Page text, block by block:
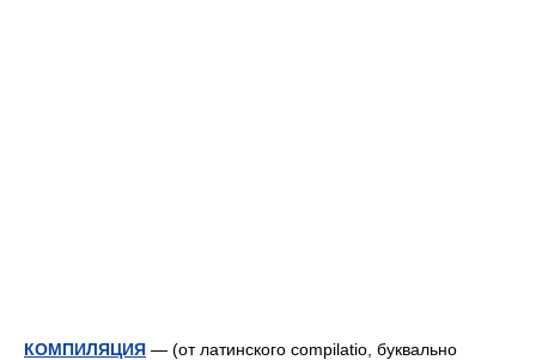
КОМПИЛЯЦИЯ — (от латинского compilatio, буквально